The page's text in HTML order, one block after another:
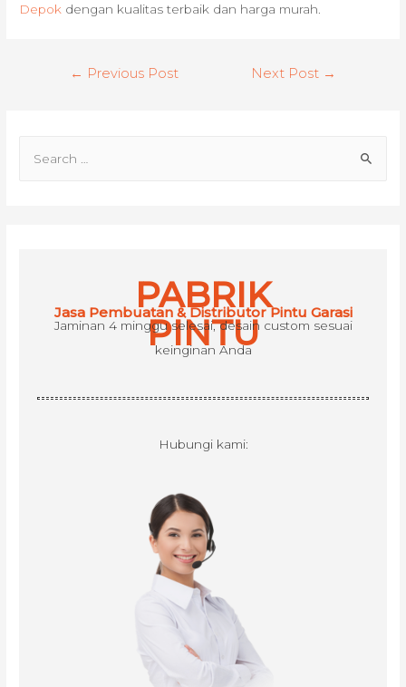
Depok dengan kualitas terbaik dan harga murah.
← Previous Post Next Post →
PABRIK
PINTU
Jasa Pembuatan & Distributor Pintu Garasi
Jaminan 4 minggu selesai, desain custom sesuai
keinginan Anda
Hubungi kami: